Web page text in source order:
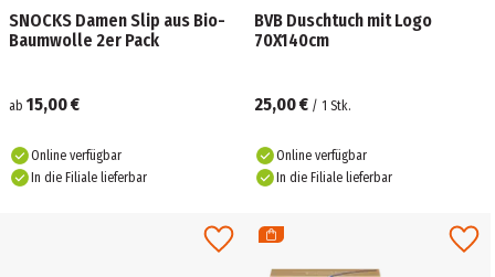
SNOCKS Damen Slip aus Bio-
Baumwolle 2er Pack
ab 15,00 €
Online verfügbar
In die Filiale lieferbar
BVB Duschtuch mit Logo
70X140cm
25,00 € / 1 Stk.
Online verfügbar
In die Filiale lieferbar